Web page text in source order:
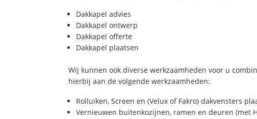
Dakkapel advies
Dakkapel ontwerp
Dakkapel offerte
Dakkapel plaatsen
Wij kunnen ook diverse werkzaamheden voor u
hierbij aan de volgende werkzaamheden:
Rolluiken, Screen en (Velux of Fakro) dakvensters
Vernieuwen buitenkozijnen, ramen en deuren (met